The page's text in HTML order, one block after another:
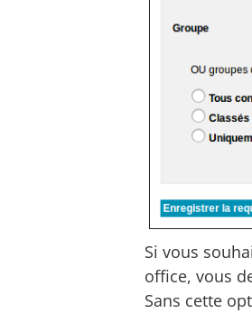
Si vous
office, vous
Sans cette